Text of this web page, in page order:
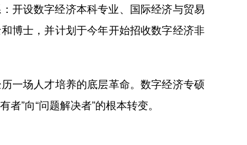
开设数字经济本科专业、国际经济与贸易
博士，并计划于今年开始招收数字经济非
一场人才培养的底层革命。数字经济专硕
”向“问题解决者”的根本转变。